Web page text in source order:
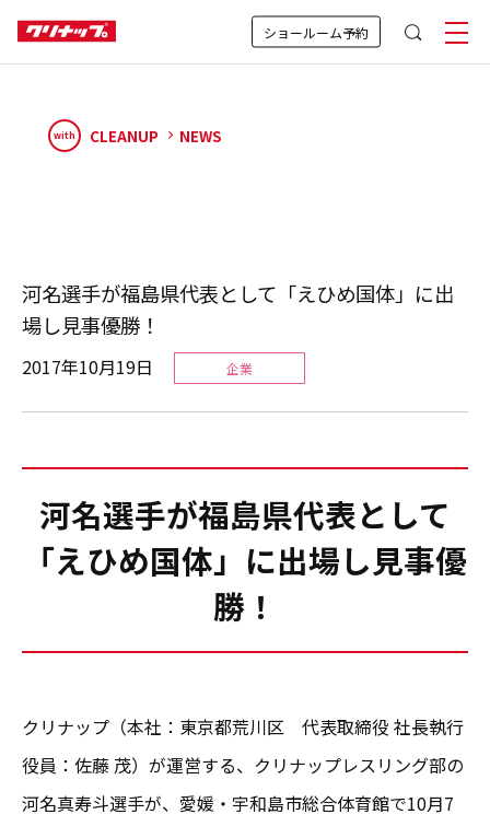
ショールーム予約
with CLEANUP NEWS
河名選手が福島県代表として「えひめ国体」に出
場し見事優勝！
2017年10月19日 企業
河名選手が福島県代表として
「えひめ国体」に出場し見事優
勝！
クリナップ（本社：東京都荒川区 代表取締役 社長執行
役員：佐藤 茂）が運営する、クリナップレスリング部の
河名真寿斗選手が、愛媛・宇和島市総合体育館で10月7